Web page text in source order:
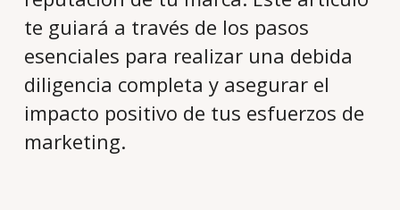
te guiará a través de los pasos
esenciales para realizar una debida
diligencia completa y asegurar el
impacto positivo de tus esfuerzos de
marketing.